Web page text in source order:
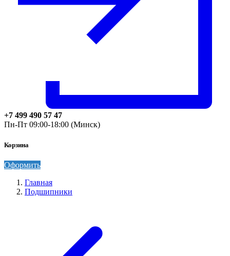
+7 499 490 57 47
Пн-Пт 09:00-18:00 (Минск)
Корзина
Оформить
Главная
Подшипники